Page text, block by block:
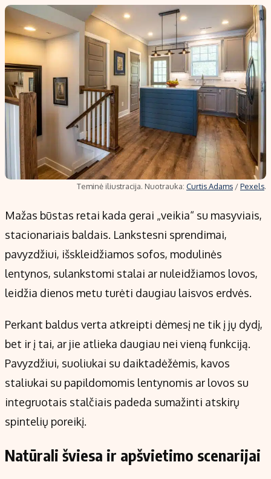
Teminė iliustracija. Nuotrauka: Curtis Adams /Pexels.
Mažas būstas retai kada gerai „veikia“ su masyviais,
stacionariais baldais. Lankstesni sprendimai,
pavyzdžiui, išskleidžiamos sofos, modulinės
lentynos, sulankstomi stalai ar nuleidžiamos lovos,
leidžia dienos metu turėti daugiau laisvos erdvės.
Perkant baldus verta atkreipti dėmesį ne tik į jų dydį,
bet ir į tai, ar jie atlieka daugiau nei vieną funkciją.
Pavyzdžiui, suoliukai su daiktadėžėmis, kavos
staliukai su papildomomis lentynomis ar lovos su
integruotais stalčiais padeda sumažinti atskirų
spintelių poreikį.
Natūrali šviesa ir apšvietimo scenarijai